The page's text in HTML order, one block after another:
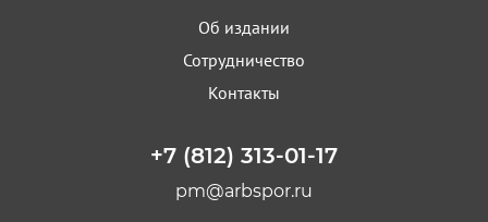
Об издании
Сотрудничество
Контакты
+7 (812) 313-01-17
pm@arbspor.ru